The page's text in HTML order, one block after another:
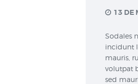
13 DE
Sodales
incidunt
mauris,
volutpat
sed